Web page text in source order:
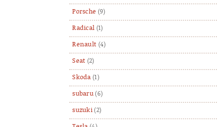
Porsche (9)
Radical (1)
Renault (4)
Seat (2)
Skoda (1)
subaru (6)
suzuki (2)